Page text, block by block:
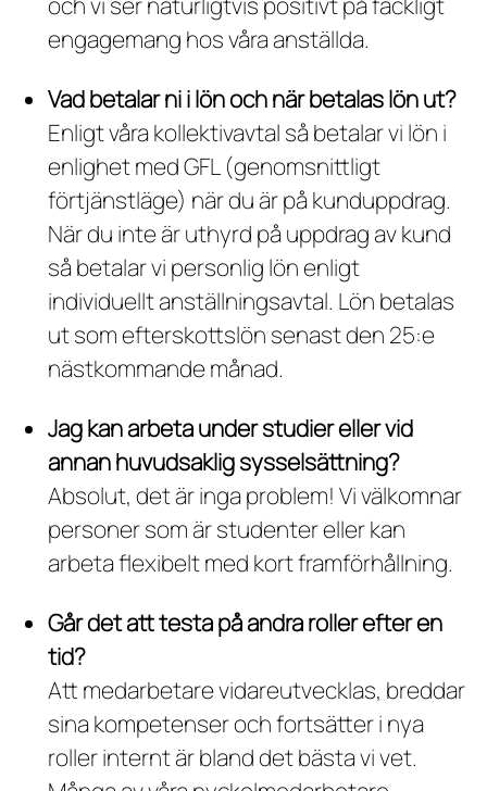
engagemang hos våra anställda.
Vad betalar ni i lön och när betalas lön ut?
Enligt våra kollektivavtal så betalar vi lön i
enlighet med GFL (genomsnittligt
förtjänstläge) när du är på kunduppdrag.
När du inte är uthyrd på uppdrag av kund
så betalar vi personlig lön enligt
individuellt anställningsavtal. Lön betalas
ut som efterskottslön senast den 25:e
nästkommande månad.
Jag kan arbeta under studier eller vid
annan huvudsaklig sysselsättning?
Absolut, det är inga problem! Vi välkomnar
personer som är studenter eller kan
arbeta flexibelt med kort framförhållning.
Går det att testa på andra roller efter en
tid?
Att medarbetare vidareutvecklas, breddar
sina kompetenser och fortsätter i nya
roller internt är bland det bästa vi vet.